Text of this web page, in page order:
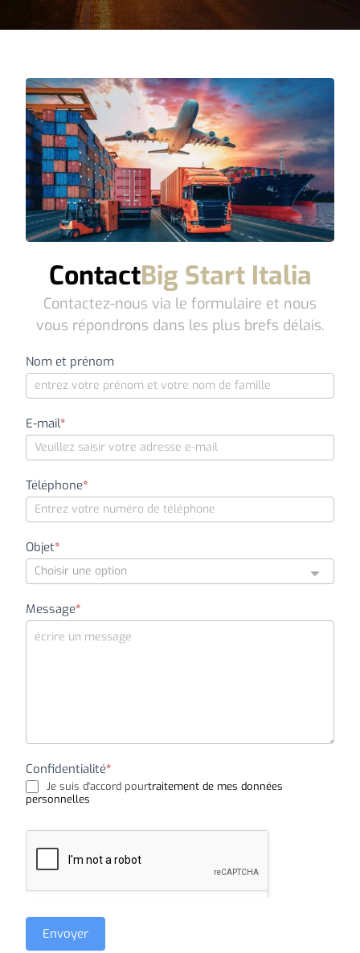
ContactBig Start Italia
Contactez-nous via le formulaire et nous
vous répondrons dans les plus brefs délais.
Formulaire
de
contact
Nom et prénom
E-mail*
Téléphone*
Objet*
Message*
Confidentialité*
Je suis d'accord pourtraitement de mes données
personnelles
Envoyer